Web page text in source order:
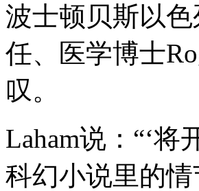
波士顿贝斯以
任、医学博士
叹。
Laham说：“‘
科幻小说里的